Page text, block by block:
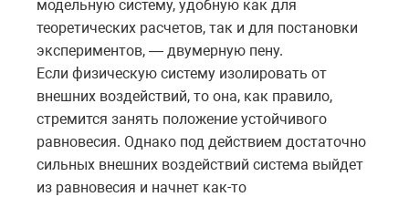
модельную систему, удобную как для
теоретических расчетов, так и для постановки
экспериментов, — двумерную пену.
Если физическую систему изолировать от
внешних воздействий, то она, как правило,
стремится занять положение устойчивого
равновесия. Однако под действием достаточно
сильных внешних воздействий система выйдет
из равновесия и начнет как-то